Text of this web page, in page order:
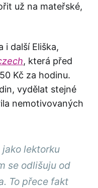
už na mateřské,
i další Eliška,
, která před
Kč za hodinu.
vydělat stejné
nemotivovaných
jako lektorku
se odlišuju od
To přece fakt